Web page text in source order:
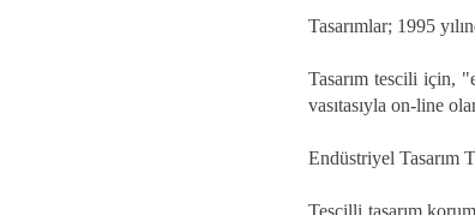
Tasarımlar; 1995
Tasarım tescili için,
vasıtasıyla on-line
Endüstriyel Tasarım